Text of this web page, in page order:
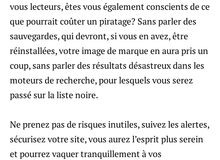
vous lecteurs, êtes vous également conscients de ce
que pourrait coûter un piratage? Sans parler des
sauvegardes, qui devront, si vous en avez, être
réinstallées, votre image de marque en aura pris un
coup, sans parler des résultats désastreux dans les
moteurs de recherche, pour lesquels vous serez
passé sur la liste noire.
Ne prenez pas de risques inutiles, suivez les alertes,
sécurisez votre site, vous aurez l’esprit plus serein
et pourrez vaquer tranquillement à vos